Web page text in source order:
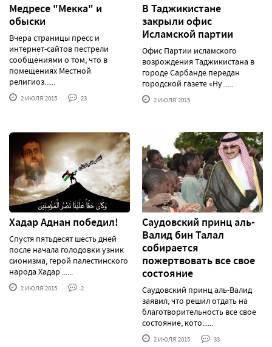
Медресе "Мекка" и
обыски
Вчера страницы пресс и
интернет-сайтов пестрели
сообщениями о том, что в
помещениях Местной
религиоз......
2 ИЮЛЯ'2015 23
В Таджикистане
закрыли офис
Исламской партии
Офис Партии исламского
возрождения Таджикистана в
городе Сарбанде передан
городской газете «Ну......
2 ИЮЛЯ'2015
Хадар Аднан победил!
Спустя пятьдесят шесть дней
после начала голодовки узник
сионизма, герой палестинского
народа Хадар ......
2 ИЮЛЯ'2015 2
Саудовский принц аль-
Валид бин Талал
собирается
пожертвовать все свое
состояние
Саудовский принц аль-Валид
заявил, что решил отдать на
благотворительность все свое
состояние, кото......
2 ИЮЛЯ'2015 33